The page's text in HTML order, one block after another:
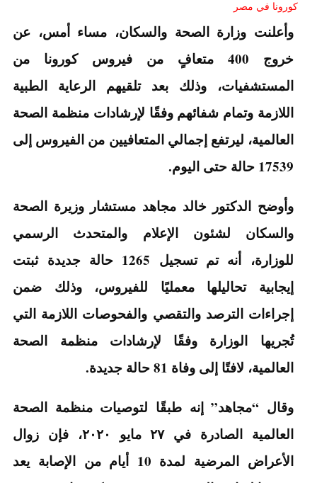
كورونا في مصر
وأعلنت وزارة الصحة والسكان، مساء أمس، عن
خروج 400 متعافٍ من فيروس كورونا من
المستشفيات، وذلك بعد تلقيهم الرعاية الطبية
اللازمة وتمام شفائهم وفقًا لإرشادات منظمة الصحة
العالمية، ليرتفع إجمالي المتعافيين من الفيروس إلى
17539 حالة حتى اليوم.
وأوضح الدكتور خالد مجاهد مستشار وزيرة الصحة
والسكان لشئون الإعلام والمتحدث الرسمي
للوزارة، أنه تم تسجيل 1265 حالة جديدة ثبتت
إيجابية تحاليلها معمليًا للفيروس، وذلك ضمن
إجراءات الترصد والتقصي والفحوصات اللازمة التي
تُجريها الوزارة وفقًا لإرشادات منظمة الصحة
العالمية، لافتًا إلى وفاة 81 حالة جديدة.
وقال “مجاهد” إنه طبقًا لتوصيات منظمة الصحة
العالمية الصادرة في ٢٧ مايو ٢٠٢٠، فإن زوال
الأعراض المرضية لمدة 10 أيام من الإصابة يعد